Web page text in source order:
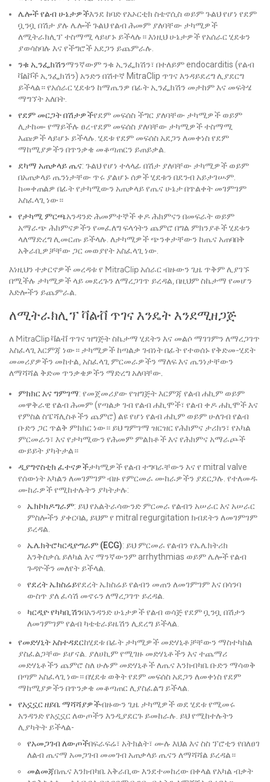
ሌሎች የልብ ሁኔታዎችእንደ ከባድ የአኦርቲክ ስቴኖሲስ ወይም ጉልህ የሆነ የደም
ቧንቧ በሽታ ያሉ ሌሎች ጉልህ የልብ ሕመም ያለባቸው ታካሚዎች
ለሚትራክሊፕ ተስማሚ ላይሆኑ ይችላሉ። እነዚህ ሁኔታዎች የአሰራር ሂደቱን
ያወሳስባሉ እና የችግሮች አደጋን ይጨምራሉ.
ንቁ ኢንፌክሽንማንኛውም ንቁ ኢንፌክሽን፣ በተለይም endocarditis (የልብ
ቫልቮች ኢንፌክሽን) አንድን በሽተኛ MitraClip ጥገና እንዳይደረግ ሊያደርግ
ይችላል። የአሰራር ሂደቱን ከማጤንዎ በፊት ኢንፌክሽን መታከም እና መፍትሄ
ማግኘት አለበት.
የደም መርጋት በሽታዎችየደም መፍሰስ ችግር ያለባቸው ታካሚዎች ወይም
ሊታከሙ የማይችሉ ፀረ-የደም መፍሰስ ያለባቸው ታካሚዎች ተስማሚ
እጩዎች ላይሆኑ ይችላሉ. ሂደቱ የደም መፍሰስ አደጋን ለመቀነስ የደም
ማከሚያዎችን በጥንቃቄ መቆጣጠርን ይጠይቃል.
ደካማ አጠቃላይ ጤና: ጉልህ የሆነ ተላላፊ በሽታ ያለባቸው ታካሚዎች ወይም
በአጠቃላይ ጤንነታቸው ጥሩ ያልሆኑ ሰዎች ሂደቱን በደንብ አይታገሡም.
ከመቀጠልዎ በፊት የታካሚውን አጠቃላይ የጤና ሁኔታ በጥልቀት መገምገም
አስፈላጊ ነው።
የታካሚ ምርጫአንዳንድ ሕመምተኞች ቀዶ ሕክምናን በመፍራት ወይም
አማራጭ ሕክምናዎችን የመፈለግ ፍላጎትን ጨምሮ በግል ምክንያቶች ሂደቱን
ላለማድረግ ሊመርጡ ይችላሉ. ለታካሚዎች ጭንቀታቸውን ከጤና አጠባበቅ
አቅራቢዎቻቸው ጋር መወያየት አስፈላጊ ነው.
እነዚህን ተቃርኖዎች መረዳቱ የ MitraClip አሰራር ብዙውን ጊዜ ጥቅም ሊያገኙ
በሚችሉ ታካሚዎች ላይ መደረጉን ለማረጋገጥ ይረዳል, በዚህም ስኬታማ የመሆን
እድሎችን ይጨምራል.
ለሚትራክሊፕ ቫልቭ ጥገና እንዴት እንደሚዘጋጅ
ለ MitraClip ቫልቭ ጥገና ዝግጅት ስኬታማ ሂደትን እና መልሶ ማገገምን ለማረጋገጥ
አስፈላጊ እርምጃ ነው። ታካሚዎች ከጣልቃ ገብነት በፊት የተወሰኑ የቅድመ-ሂደት
መመሪያዎችን መከተል, አስፈላጊ ምርመራዎችን ማለፍ እና ጤንነታቸውን
ለማሻሻል ቅድመ ጥንቃቄዎችን ማድረግ አለባቸው.
ምክክር እና ግምገማ: የመጀመሪያው የዝግጅት እርምጃ የልብ ሐኪም ወይም
መዋቅራዊ የልብ ሕመም (የጣልቃ ገብ የልብ ሐኪሞች፣ የልብ ቀዶ ሐኪሞች እና
የምስል ስፔሻሊስቶችን ጨምሮ) ልዩ የሆነ የልብ ሐኪም ወይም ሁለገብ የልብ
ቡድን ጋር ጥልቅ ምክክር ነው። ይህ ግምገማ ዝርዝር የሕክምና ታሪክን፣ የአካል
ምርመራን፣ እና የታካሚውን የሕመም ምልክቶች እና የሕክምና አማራጮች
ውይይት ያካትታል።
ዲያግኖስቲክ ፈተናዎችታካሚዎች የልብ ተግባራቸውን እና የ mitral valve
የሰውነት አካልን ለመገምገም ብዙ የምርመራ ሙከራዎችን ያደርጋሉ. የተለመዱ
ሙከራዎች የሚከተሉትን ያካትታሉ:
ኤክኮክዶግራም: ይህ የአልትራሳውንድ ምርመራ የልብን አሠራር እና አሠራር
ምስሎችን ያቀርባል, ይህም የ mitral regurgitation ክብደትን ለመገምገም
ይረዳል.
ኤሌክትሮካርዲዮግራም (ECG): ይህ ምርመራ የልብን የኤሌክትሪክ
እንቅስቃሴ ይለካል እና ማንኛውንም arrhythmias ወይም ሌሎች የልብ
ጉዳዮችን መለየት ይችላል.
የደረት ኤክስሬይየደረት ኤክስሬይ የልብን መጠን ለመገምገም እና በሳንባ
ውስጥ ያለ ፈሳሽ መኖሩን ለማረጋገጥ ይረዳል.
ካርዲዮ የካካቢሽንበአንዳንድ ሁኔታዎች የልብ ወሳጅ የደም ቧንቧ በሽታን
ለመገምገም የልብ ካቴቴራይዜሽን ሊደረግ ይችላል.
የመድሃኒት አስተዳደርከሂደቱ በፊት ታካሚዎች መድሃኒቶቻቸውን ማስተካከል
ያስፈልጋቸው ይሆናል. ያለሀኪም የሚገዙ መድሃኒቶችን እና ተጨማሪ
መድሃኒቶችን ጨምሮ ስለ ሁሉም መድሃኒቶች ለጤና እንክብካቤ ቡድን ማሳወቅ
በጣም አስፈላጊ ነው። በሂደቱ ወቅት የደም መፍሰስ አደጋን ለመቀነስ የደም
ማከሚያዎችን በጥንቃቄ መቆጣጠር ሊያስፈልግ ይችላል.
የአኗኗር ዘይቤ ማሻሻያዎችብዙውን ጊዜ ታካሚዎች ወደ ሂደቱ የሚመሩ
አንዳንድ የአኗኗር ለውጦችን እንዲያደርጉ ይመከራሉ. ይህ የሚከተሉትን
ሊያካትት ይችላል-
የአመጋገብ ለውጦችበፍራፍሬ፣ አትክልት፣ ሙሉ እህል እና ስስ ፕሮቲን የበለፀገ
ለልብ ጤናማ አመጋገብ መመገብ አጠቃላይ ጤናን ለማሻሻል ይረዳል።
መልመጃበጤና እንክብካቤ አቅራቢው እንደተመከረው በቀላል የአካል ብቃት